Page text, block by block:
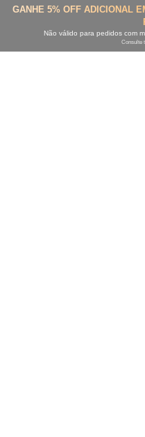
GANHE 5% OFF ADICIONAL
Não válido para pedidos com
Consulte